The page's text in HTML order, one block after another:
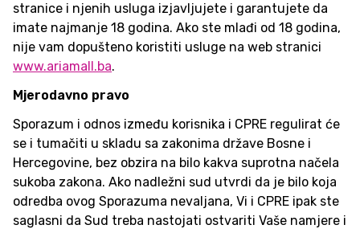
stranice i njenih usluga izjavljujete i garantujete da
imate najmanje 18 godina. Ako ste mlađi od 18 godina,
nije vam dopušteno koristiti usluge na web stranici
www.ariamall.ba.
Mjerodavno pravo
Sporazum i odnos između korisnika i CPRE regulirat će
se i tumačiti u skladu sa zakonima države Bosne i
Hercegovine, bez obzira na bilo kakva suprotna načela
sukoba zakona. Ako nadležni sud utvrdi da je bilo koja
odredba ovog Sporazuma nevaljana, Vi i CPRE ipak ste
saglasni da Sud treba nastojati ostvariti Vaše namjere i